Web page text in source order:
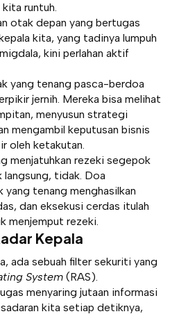
runtuh.
otak depan yang bertugas
kita, yang tadinya lumpuh
kini perlahan aktif
yang tenang pasca-berdoa
jernih. Mereka bisa melihat
menyusun strategi
mengambil keputusan bisnis
oleh ketakutan.
menjatuhkan rezeki segepok
tidak. Doa
tenang menghasilkan
dan eksekusi cerdas itulah
menjemput rezeki.
Kepala
ada sebuah filter sekuriti yang
System (RAS).
menyaring jutaan informasi
kita setiap detiknya,